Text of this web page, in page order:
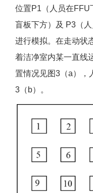
位置P1（人员在FFU
盲板下方）及 P3（
进行模拟。在走动状
着洁净室内某一直线
置情况见图3（a），
3（b）。